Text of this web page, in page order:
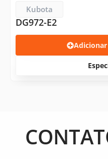
Kubota
DG972-E2